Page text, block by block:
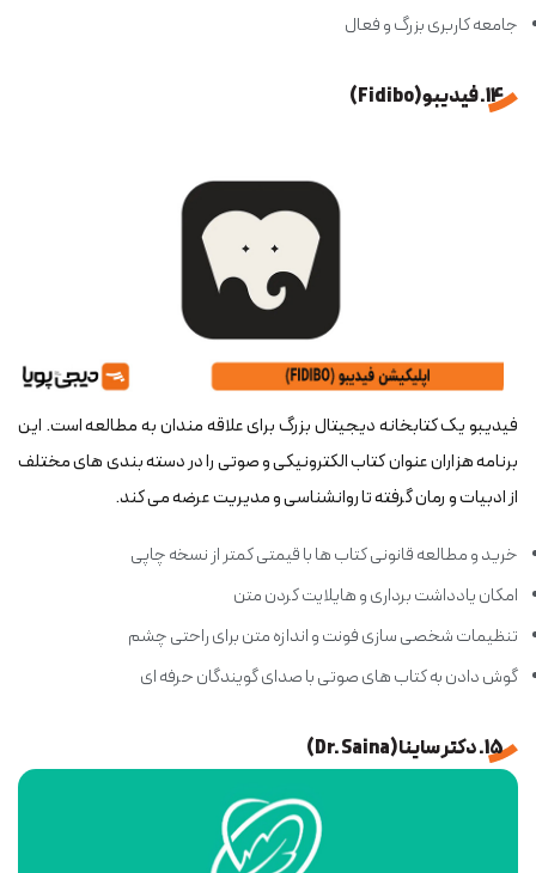
جامعه کاربری بزرگ و فعال
14. فیدیبو (Fidibo)
فیدیبو یک کتابخانه دیجیتال بزرگ برای علاقه مندان به مطالعه است. این
برنامه هزاران عنوان کتاب الکترونیکی و صوتی را در دسته بندی های مختلف
از ادبیات و رمان گرفته تا روانشناسی و مدیریت عرضه می کند.
خرید و مطالعه قانونی کتاب ها با قیمتی کمتر از نسخه چاپی
امکان یادداشت برداری و هایلایت کردن متن
تنظیمات شخصی سازی فونت و اندازه متن برای راحتی چشم
گوش دادن به کتاب های صوتی با صدای گویندگان حرفه ای
15. دکتر ساینا (Dr. Saina)